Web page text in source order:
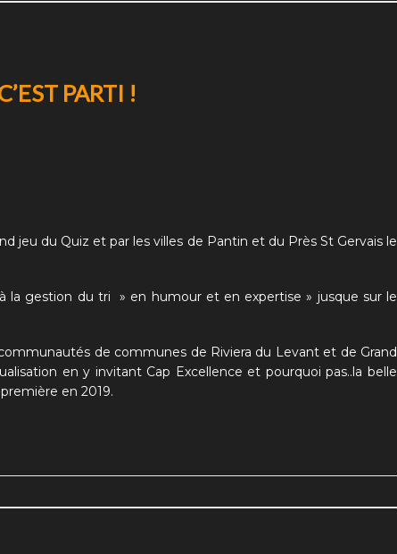
PARTI !
jeu du Quiz et par les villes de Pantin et du Près St Gervais le
la gestion du tri » en humour et en expertise » jusque sur le
de communes de Riviera du Levant et de Grand
en y invitant Cap Excellence et pourquoi pas..la belle
en 2019.